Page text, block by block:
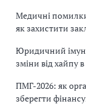
Медичні
як захистити
Юридичний
зміни від хайпу в
ПМГ-2026: як
зберегти